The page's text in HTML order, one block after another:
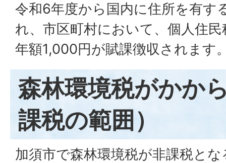
令和6年度から国内に住所を有す
れ、市区町村において、個人住
年額1,000円が賦課徴収されます
森林環境税がかか
課税の範囲）
加須市で森林環境税が非課税と